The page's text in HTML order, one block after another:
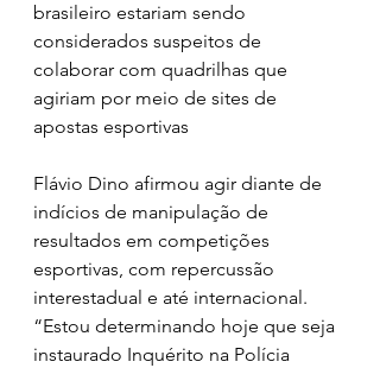
brasileiro estariam sendo
considerados suspeitos de
colaborar com quadrilhas que
agiriam por meio de sites de
apostas esportivas
Flávio Dino afirmou agir diante de
indícios de manipulação de
resultados em competições
esportivas, com repercussão
interestadual e até internacional.
“Estou determinando hoje que seja
instaurado Inquérito na Polícia